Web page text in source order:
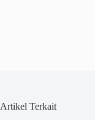
Artikel Terkait